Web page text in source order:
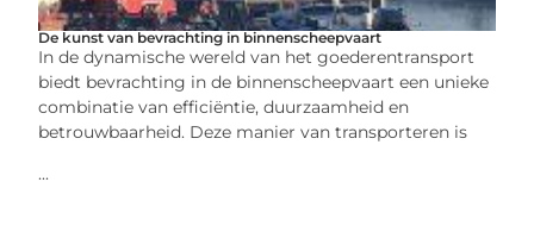
De kunst van bevrachting in binnenscheepvaart
In de dynamische wereld van het goederentransport
biedt bevrachting in de binnenscheepvaart een unieke
combinatie van efficiëntie, duurzaamheid en
betrouwbaarheid. Deze manier van transporteren is
...